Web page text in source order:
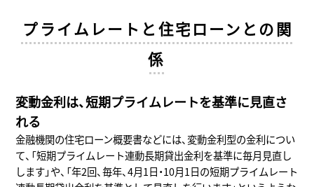
プライムレートと住宅ローンとの関
係
変動金利は、短期プライムレートを基準に見直さ
れる
金融機関の住宅ローン概要書などには、変動金利型の金利につい
て、「短期プライムレート連動長期貸出金利を基準に毎月見直し
します」や、「年2回、毎年、4月1日・10月1日の短期プライムレート